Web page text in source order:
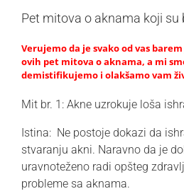
Pet mitova o aknama koji su
Verujemo da je svako od vas
ovih pet mitova o aknama, a mi
demistifikujemo i olakšamo vam
Mit br. 1: Akne uzrokuje loša
Istina: Ne postoje dokazi da
stvaranju akni. Naravno da je
uravnoteženo radi opšteg
probleme sa aknama.